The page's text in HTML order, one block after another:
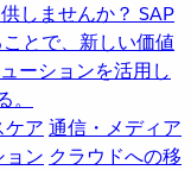
しませんか？ SAP
とで、新しい価値
ーションを活用し
ケア 通信・メディア
ョン クラウドへの移